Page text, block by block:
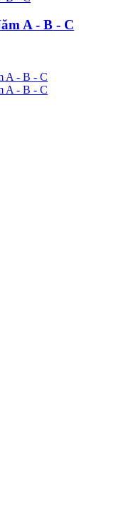
A - B - C
A - B - C
A - B - C